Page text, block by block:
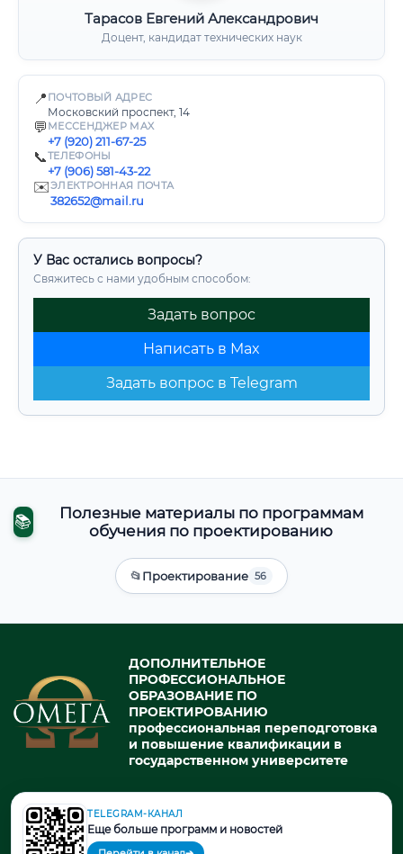
Тарасов Евгений Александрович
Доцент, кандидат технических наук
📍 ПОЧТОВЫЙ АДРЕС
Московский проспект, 14
💬 МЕССЕНДЖЕР MAX
+7 (920) 211-67-25
📞ТЕЛЕФОНЫ
+7 (906) 581-43-22
✉️ЭЛЕКТРОННАЯ ПОЧТА
382652@mail.ru
У Вас остались вопросы?
Свяжитесь с нами удобным способом:
Задать вопрос
Написать в Max
Задать вопрос в Telegram
📚
Полезные материалы по программам
обучения по проектированию
📂Проектирование 56
ДОПОЛНИТЕЛЬНОЕ
ПРОФЕССИОНАЛЬНОЕ
ОБРАЗОВАНИЕ ПО
ПРОЕКТИРОВАНИЮ
профессиональная переподготовка
и повышение квалификации в
государственном университете
© 2026. При использовании материалов портала активная ссылка
на источник обязательна.
TELEGRAM-КАНАЛ
Еще больше программ и новостей